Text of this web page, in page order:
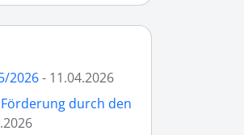
2026- 11.04.2026
durch den